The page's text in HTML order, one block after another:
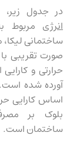
در جدول زیر،
انرژی مربوط
‌ساختمانی
صورت تقریبی
حرارتی و
آورده شده است.
اساس کارایی
بلوک بر
ساختمان است.